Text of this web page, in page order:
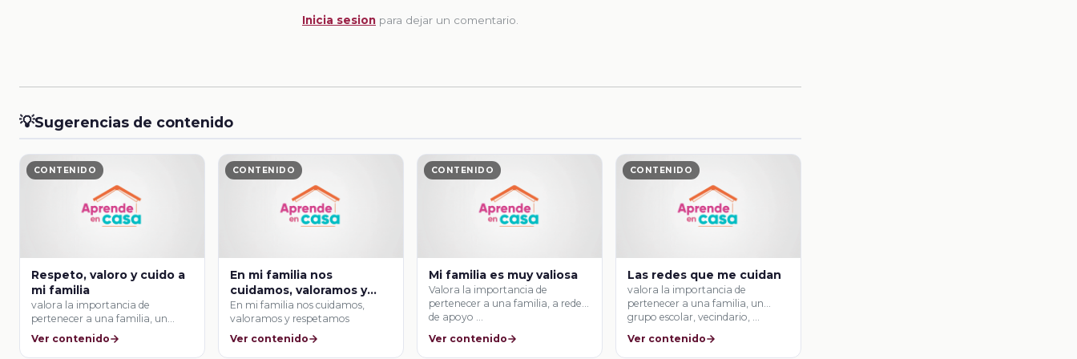
Inicia sesion para dejar un comentario.
💡Sugerencias de contenido
CONTENIDO
Respeto, valoro y cuido a
mi familia
valora la importancia de
pertenecer a una familia, un
grupo escolar, vecindario, …
Ver contenido
CONTENIDO
En mi familia nos
cuidamos, valoramos y
respetamos
En mi familia nos cuidamos,
valoramos y respetamos
Ver contenido
CONTENIDO
Mi familia es muy valiosa
Valora la importancia de
pertenecer a una familia, a redes
de apoyo …
Ver contenido
CONTENIDO
Las redes que me cuidan
valora la importancia de
pertenecer a una familia, un
grupo escolar, vecindario, …
Ver contenido